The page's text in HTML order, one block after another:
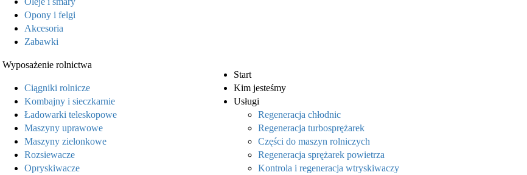
Opony i felgi
Akcesoria
Zabawki
Wyposażenie rolnictwa
Ciągniki rolnicze
Kombajny i sieczkarnie
Ładowarki teleskopowe
Maszyny uprawowe
Maszyny zielonkowe
Rozsiewacze
Opryskiwacze
Start
Kim jesteśmy
Usługi
Regeneracja chłodnic
Regeneracja turbosprężarek
Części do maszyn rolniczych
Regeneracja sprężarek powietrza
Kontrola i regeneracja wtryskiwaczy